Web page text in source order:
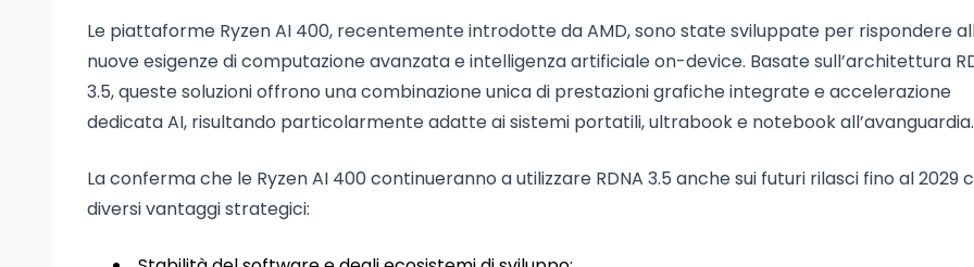
Le piattaforme Ryzen AI 400, recentemente introdotte da AMD, sono state sviluppate per rispondere
nuove esigenze di computazione avanzata e intelligenza artificiale on-device. Basate sull’architettura
3.5, queste soluzioni offrono una combinazione unica di prestazioni grafiche integrate e accelerazione
dedicata AI, risultando particolarmente adatte ai sistemi portatili, ultrabook e notebook all’avanguardia.
La conferma che le Ryzen AI 400 continueranno a utilizzare RDNA 3.5 anche sui futuri rilasci fino al 2029
diversi vantaggi strategici: